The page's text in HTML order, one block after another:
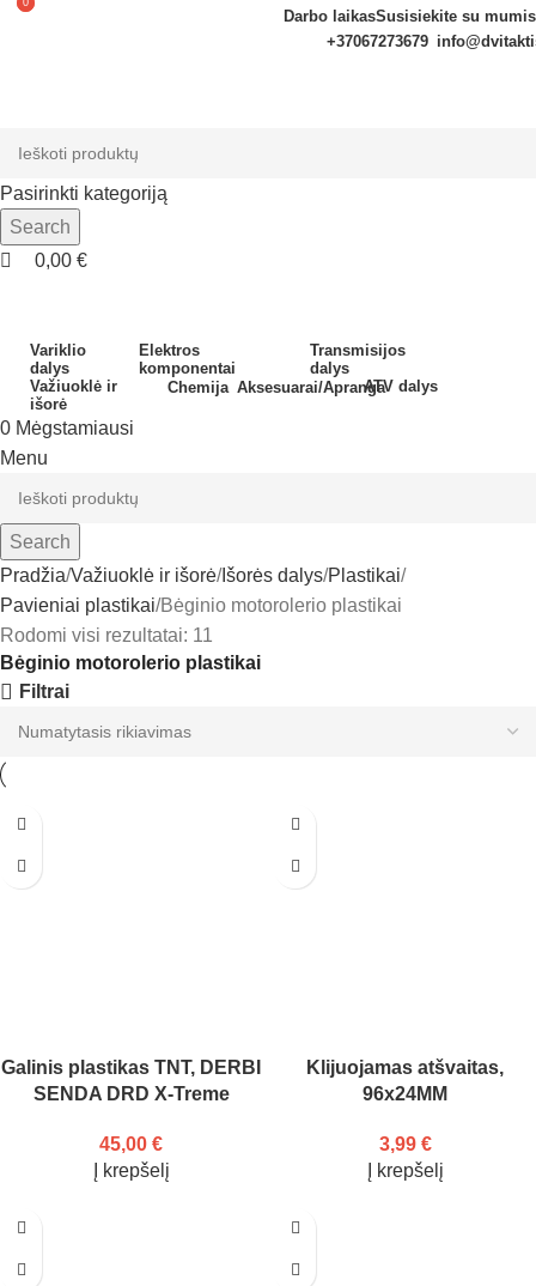
Darbo laikasSusisiekite su mumis
+37067273679
Pasirinkti kategoriją
Search
0
0,00 €
Variklio
dalys
Elektros
komponentai
Transmisijos
dalys
Važiuoklė ir
išorė
Chemija Aksesuarai/AprangaATV dalys
0 Mėgstamiausi
Menu
Search
Pradžia Važiuoklė ir išorė Išorės dalys Plastikai
Pavieniai plastikai Bėginio motorolerio plastikai
Rodomi visi rezultatai: 11
Bėginio motorolerio plastikai
Filtrai
Galinis plastikas TNT, DERBI
SENDA DRD X-Treme
45,00 €
Į krepšelį
Klijuojamas atšvaitas,
96x24MM
3,99 €
Į krepšelį
0